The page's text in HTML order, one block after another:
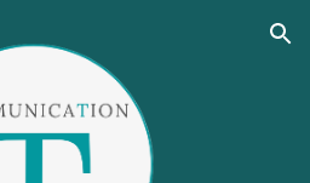
Skip to navigation